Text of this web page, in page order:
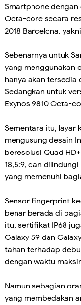
Smartphone
Octa-core secara
2018 Barcelona,
Sebenarnya untuk
yang menggunakan
hanya akan tersedia
Sedangkan untuk
Exynos 9810 Octa-
Sementara itu, layar
mengusung desain
beresolusi Quad
18,5:9, dan
yang memenuhi
Sensor fingerprint
benar berada di
itu, sertifikat IP68
Galaxy S9 dan
tahan terhadap
dengan waktu
Namun sebagian
yang membedakan